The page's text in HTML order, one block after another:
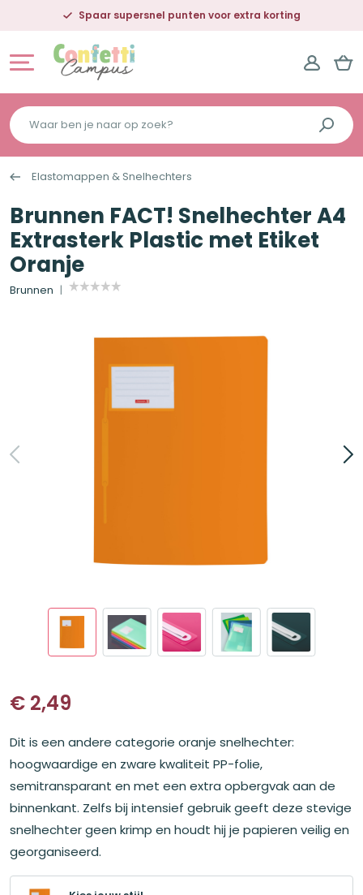
Spaar supersnel punten voor extra korting
Waar
ben
je
naar
op
zoek?
Elastomappen & Snelhechters
Brunnen FACT! Snelhechter A4
Extrasterk Plastic met Etiket
Oranje
Brunnen
€ 2,49
Dit is een andere categorie oranje snelhechter:
hoogwaardige en zware kwaliteit PP-folie,
semitransparant en met een extra opbergvak aan de
binnenkant. Zelfs bij intensief gebruik geeft deze stevige
snelhechter geen krimp en houdt hij je papieren veilig en
georganiseerd.